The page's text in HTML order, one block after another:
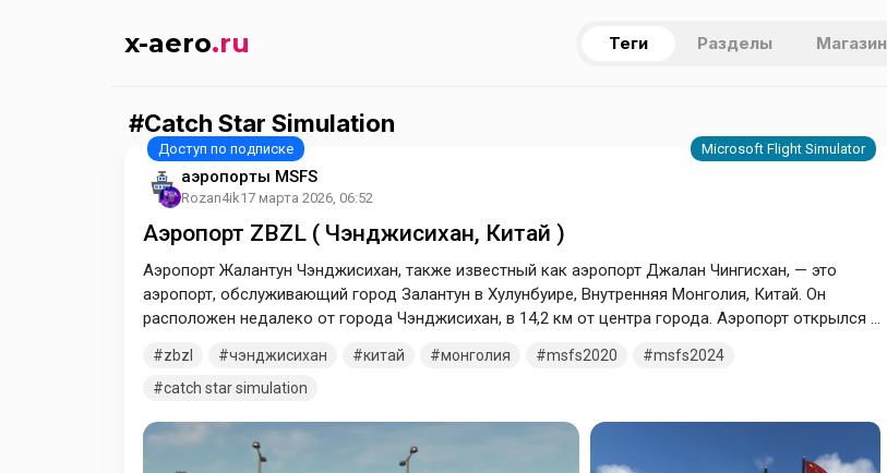
x-aero.ru Теги Разделы Магазин
Catch Star Simulation
аэропорты MSFS
Rozan4ik17 марта 2026, 06:52
Аэропорт ZBZL ( Чэнджисихан, Китай )
Аэропорт Жалантун Чэнджисихан, также известный как аэропорт Джалан Чингисхан, — это
аэропорт, обслуживающий город Залантун в Хулунбуире, Внутренняя Монголия, Китай. Он
расположен недалеко от города Чэнджисихан, в 14,2 км от центра города. Аэропорт открылся в
zbzl чэнджисихан китай монголия msfs2020
msfs2024
catch star simulation